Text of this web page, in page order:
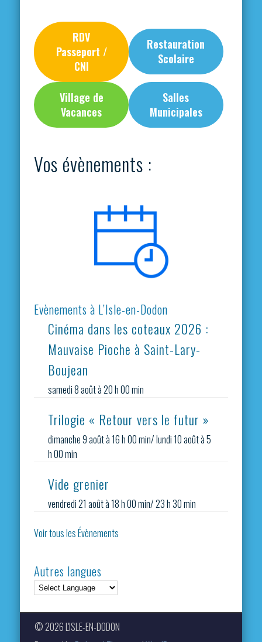
RDV
Passeport /
CNI
Restauration
Scolaire
Village de
Vacances
Salles
Municipales
Vos évènements :
Evènements à L’Isle-en-Dodon
Cinéma dans les coteaux 2026 :
Mauvaise Pioche à Saint-Lary-
Boujean
samedi 8 août à 20 h 00 min
Trilogie « Retour vers le futur »
dimanche 9 août à 16 h 00 min/lundi 10 août à 5
h 00 min
Vide grenier
vendredi 21 août à 18 h 00 min/23 h 30 min
Voir tous les Évènements
Autres langues
© 2026 L'ISLE-EN-DODON